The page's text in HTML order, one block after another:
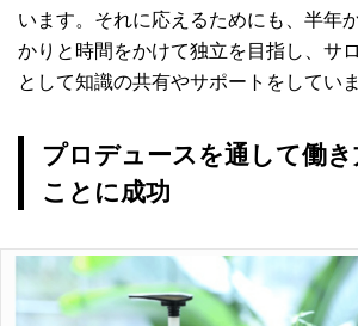
います。それに応えるためにも、半年
かりと時間をかけて独立を目指し、サ
として知識の共有やサポートをしていま
プロデュースを通して働き
ことに成功